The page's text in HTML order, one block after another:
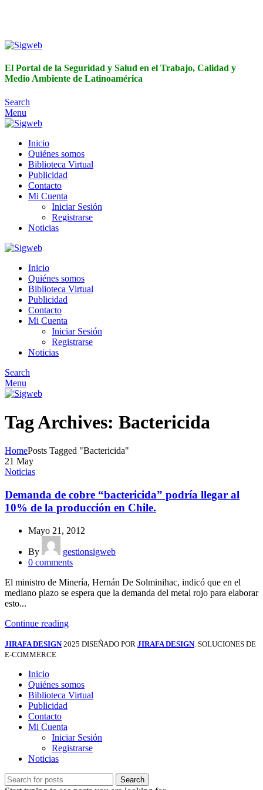
El Portal de la Seguridad y Salud en el Trabajo, Calidad y
Medio Ambiente de Latinoamérica
Search
Menu
Inicio
Quiénes somos
Biblioteca Virtual
Publicidad
Contacto
Mi Cuenta
Iniciar Sesión
Registrarse
Noticias
Inicio
Quiénes somos
Biblioteca Virtual
Publicidad
Contacto
Mi Cuenta
Iniciar Sesión
Registrarse
Noticias
Search
Menu
Tag Archives: Bactericida
HomePosts Tagged "Bactericida"
21 May
Noticias
Demanda de cobre “bactericida” podría llegar al
10% de la producción en Chile.
Mayo 21, 2012
By
gestionsigweb
0 comments
El ministro de Minería, Hernán De Solminihac, indicó que en el
mediano plazo se espera que la demanda del metal rojo para elaborar
esto...
Continue reading
JIRAFA DESIGN 2025 DISEÑADO POR JIRAFA DESIGN. SOLUCIONES DE
E-COMMERCE
Inicio
Quiénes somos
Biblioteca Virtual
Publicidad
Contacto
Mi Cuenta
Iniciar Sesión
Registrarse
Noticias
Search